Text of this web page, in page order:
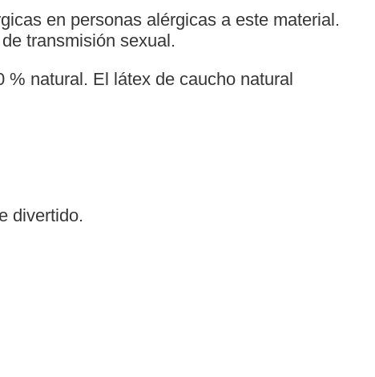
en personas alérgicas a este material.
transmisión sexual.
natural. El látex de caucho natural
divertido.